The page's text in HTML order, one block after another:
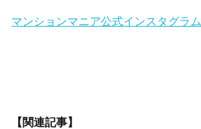
マンションマニア公式インスタグラム
【関連記事】